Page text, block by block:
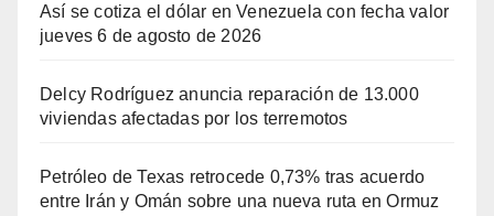
Así se cotiza el dólar en Venezuela con fecha valor
jueves 6 de agosto de 2026
Delcy Rodríguez anuncia reparación de 13.000
viviendas afectadas por los terremotos
Petróleo de Texas retrocede 0,73% tras acuerdo
entre Irán y Omán sobre una nueva ruta en Ormuz